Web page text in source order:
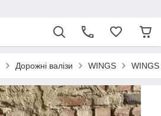
Дорожні валізи WINGS